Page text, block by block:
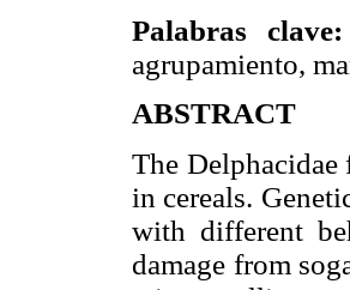
Palabras clave:
agrupamiento,
ABSTRACT
The
in cereals.
with different
damage from